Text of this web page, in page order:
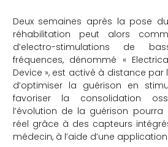
Deux semaines après la pose
réhabilitation peut alors
d’electro-stimulations de
fréquences, dénommé «
Device », est activé à distance
d’optimiser la guérison en
favoriser la consolidation
l’évolution de la guérison
réel grâce à des capteurs
médecin, à l’aide d’une